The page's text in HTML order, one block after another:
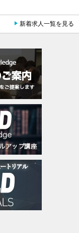
新着求人一覧を見る